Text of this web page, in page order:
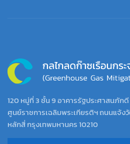
120 หมู่ที่ 3 ชั้น 9 อาคารรัฐประศาสนภักดี
ศูนย์ราชการเฉลิมพระเกียรติฯ ถนนแจ้ง
หลักสี่ กรุงเทพมหานคร 10210